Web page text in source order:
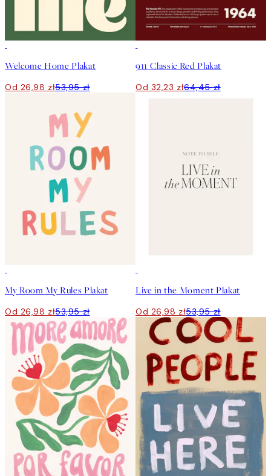
Welcome Home Plakat
Od 26,98 zł53,95 zł
911 Classic Red Plakat
Od 32,23 zł64,45 zł
My Room My Rules Plakat
Od 26,98 zł53,95 zł
Live in the Moment Plakat
Od 26,98 zł53,95 zł